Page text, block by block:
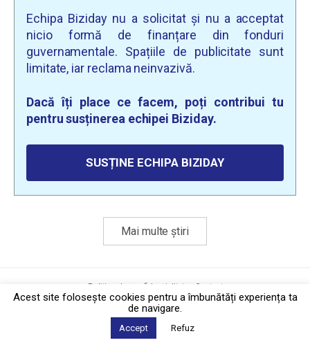
Echipa Biziday nu a solicitat și nu a acceptat
nicio formă de finanțare din fonduri
guvernamentale. Spațiile de publicitate sunt
limitate, iar reclama neinvazivă.
Dacă îți place ce facem, poți contribui tu
pentru susținerea echipei Biziday.
SUSȚINE ECHIPA BIZIDAY
Mai multe știri
Politica de confidențialitate
Contact
2026 © Biziday
Acest site foloseşte cookies pentru a îmbunătăți experiența ta
de navigare.
Accept Refuz